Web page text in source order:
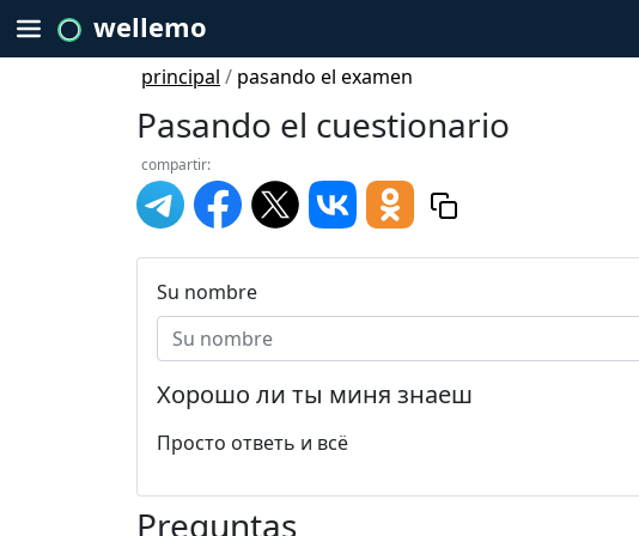
wellemo
principal / pasando el examen
Pasando el cuestionario
compartir:
Su nombre
Хорошо ли ты миня знаеш
Просто ответь и всё
Preguntas